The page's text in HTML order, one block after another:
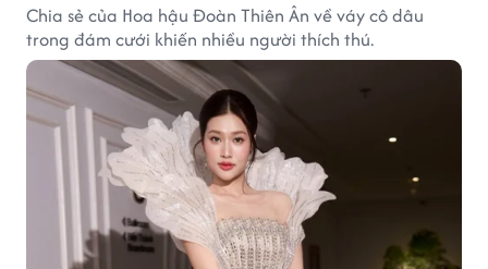
Chia sẻ của Hoa hậu Đoàn Thiên Ân về váy cô dâu
trong đám cưới khiến nhiều người thích thú.